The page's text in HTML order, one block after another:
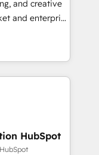
buyer journey
attract
and creative
and enterprise
turn
in 2024,
the ecosystem,
for itself.
delivering
the UK, USA,
HubSpot